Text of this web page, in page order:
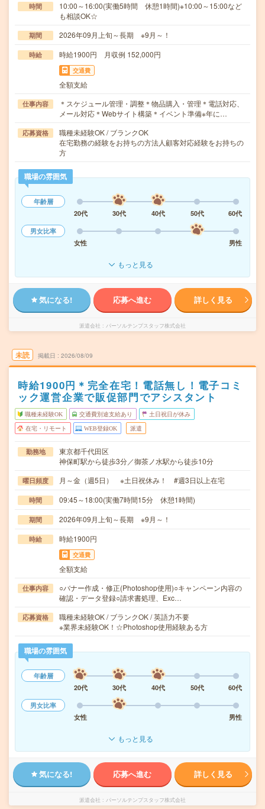
時間
10:00～16:00(実働5時間 休憩1時間)※10:00～15:00など
も相談OK☆
期間 2026年09月上旬～長期 ※9月～！
時給 時給1900円 月収例 152,000円
交通費
全額支給
仕事内容
＊スケジュール管理・調整＊物品購入・管理＊電話対応、
メール対応＊Webサイト構築＊イベント準備※年に…
応募資格
職種未経験OK / ブランクOK
在宅勤務の経験をお持ちの方法人顧客対応経験をお持ちの
方
職場の雰囲気
年齢層
20代
30代 40代 50代
60代
男女比率
女性
男性
もっと見る
気になる! 応募へ進む 詳しく見る
派遣会社 パーソルテンプスタッフ株式会社
未読 掲載日 2026/08/09
時給1900円＊完全在宅！電話無し！電子コミ
ック運営企業で販促部門でアシスタント
職種未経験OK 交通費別途支給あり 土日祝日が休み
在宅・リモート WEB登録OK 派遣
勤務地
東京都千代田区
神保町駅から徒歩3分／御茶ノ水駅から徒歩10分
曜日頻度 月～金（週5日） ※土日祝休み！ #週3日以上在宅
時間 09:45～18:00(実働7時間15分 休憩1時間)
期間 2026年09月上旬～長期 ※9月～！
時給 時給1900円
交通費
全額支給
仕事内容
○バナー作成・修正(Photoshop使用)○キャンペーン内容の
確認・データ登録○請求書処理、Exc…
応募資格
職種未経験OK / ブランクOK / 英語力不要
※業界未経験OK！☆Photoshop使用経験ある方
職場の雰囲気
年齢層
20代
30代 40代 50代
60代
男女比率
女性
男性
もっと見る
気になる! 応募へ進む 詳しく見る
派遣会社 パーソルテンプスタッフ株式会社